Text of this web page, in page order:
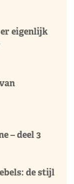
eigenlijk
– deel 3
de stijl